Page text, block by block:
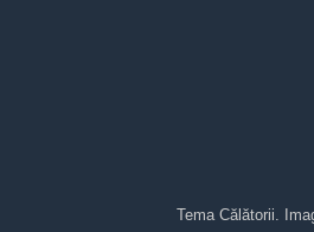
Tema Călătorii.